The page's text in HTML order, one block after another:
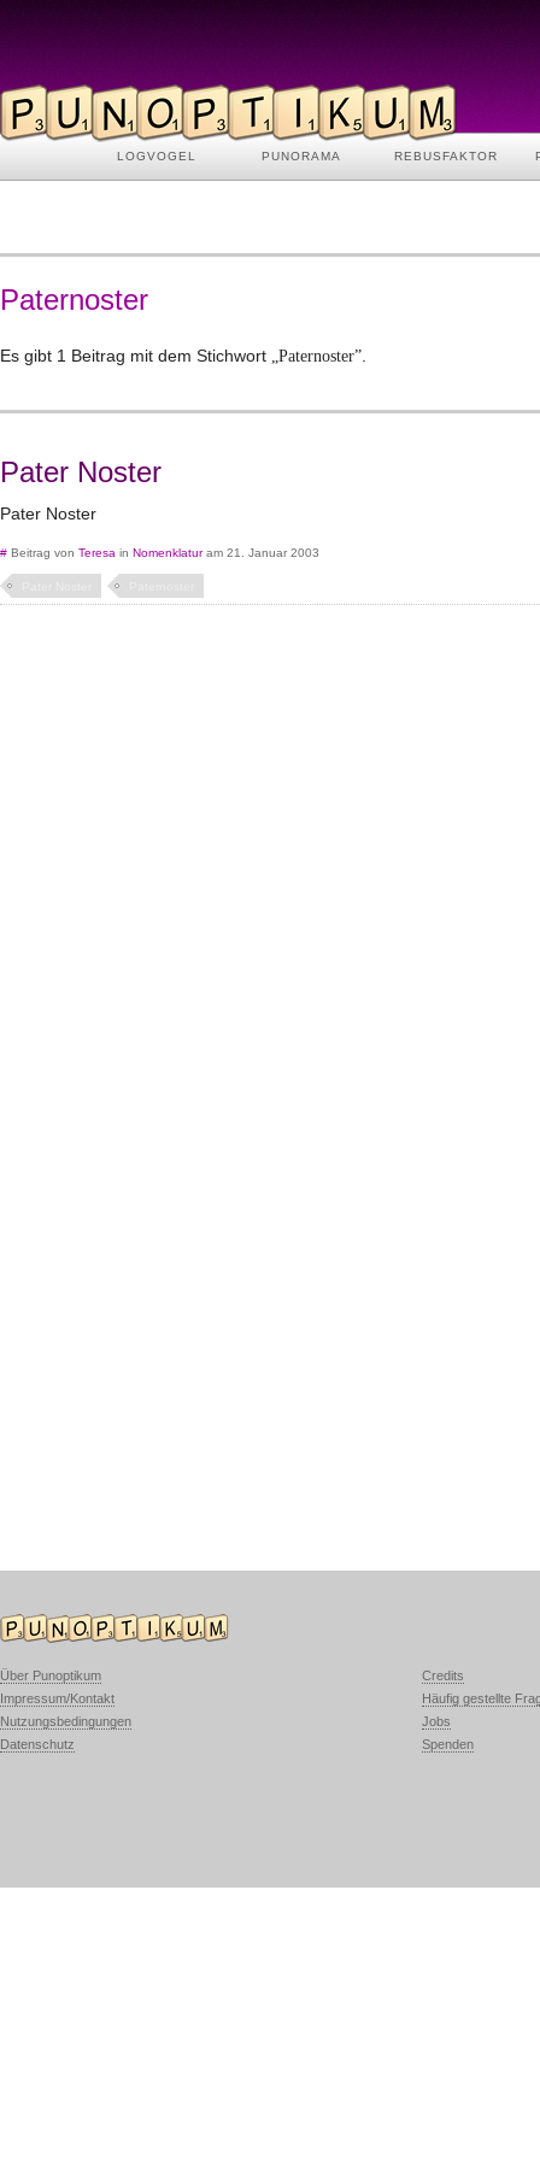
LOGVOGEL PUNORAMA REBUSFAKTOR
Paternoster
Es gibt 1 Beitrag mit dem Stichwort „Paternoster”
Pater Noster
Pater Noster
# Beitrag von Teresa in Nomenklaturam 21. Januar 2003
Über Punoptikum
Impressum/Kontakt
Nutzungsbedingungen
Datenschutz
Credits
Häufig gestellte
Jobs
Spenden